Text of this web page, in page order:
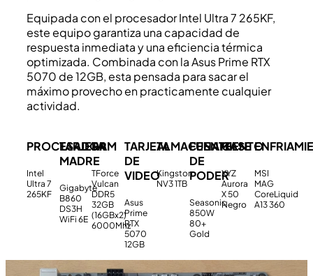
Equipada con el procesador Intel Ultra 7 265KF,
este equipo garantiza una capacidad de
respuesta inmediata y una eficiencia térmica
optimizada. Combinada con la Asus Prime RTX
5070 de 12GB, esta pensada para sacar el
máximo provecho en practicamente cualquier
actividad.
PROCESADOR
Intel
Ultra 7
265KF
TARJETA
MADRE
Gigabyte
B860
DS3H
WiFi 6E
RAM
TForce
Vulcan
DDR5
32GB
(16GBx2)
6000Mhz
TARJETA
DE
VIDEO
Asus
Prime
RTX
5070
12GB
ALMACENAMIENTO
Kingston
NV3 1TB
FUENTE
DE
PODER
Seasonic
850W
80+
Gold
CASE
XYZ
Aurora
X 50
Negro
MSI
MAG
CoreLiquid
A13 360